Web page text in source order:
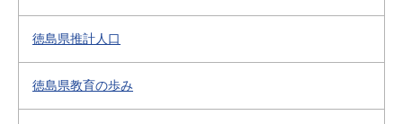
徳島県推計人口
徳島県教育の歩み